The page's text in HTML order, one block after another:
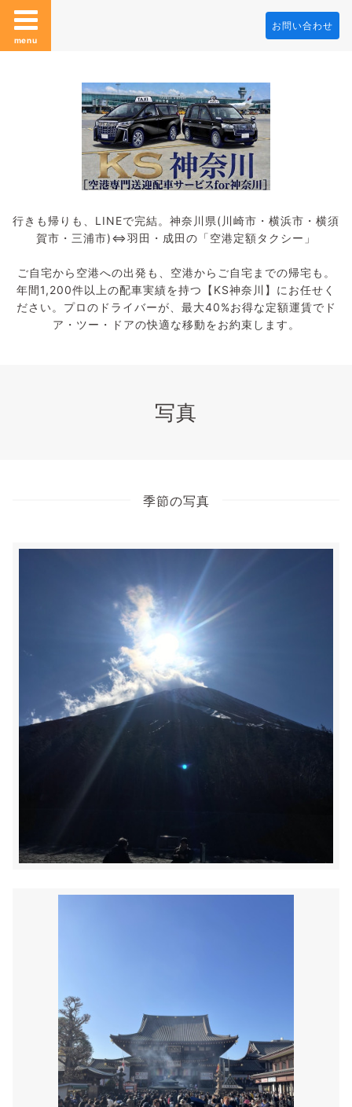
menu
お問い合わせ
行きも帰りも、LINEで完結。神奈川県(川崎市・横浜市・横須
賀市・三浦市)⇔羽田・成田の「空港定額タクシー」
ご自宅から空港への出発も、空港からご自宅までの帰宅も。
年間1,200件以上の配車実績を持つ【KS神奈川】にお任せく
ださい。プロのドライバーが、最大40%お得な定額運賃でド
ア・ツー・ドアの快適な移動をお約束します。
写真
季節の写真